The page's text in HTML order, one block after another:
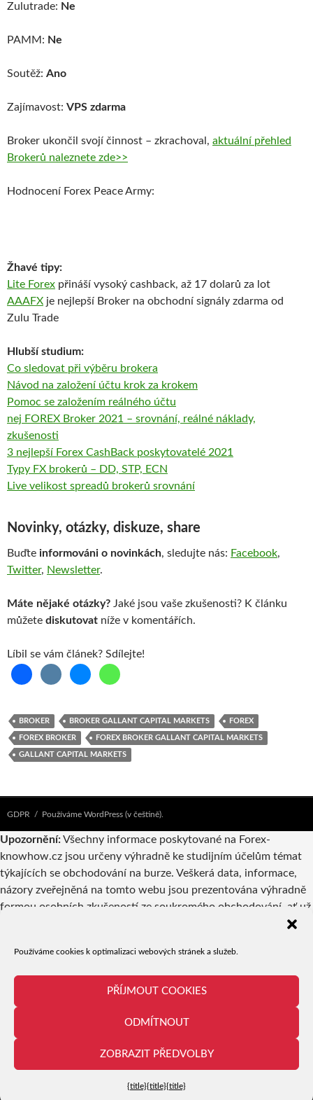
Zulutrade: Ne
PAMM: Ne
Soutěž: Ano
Zajímavost: VPS zdarma
Broker ukončil svojí činnost – zkrachoval, aktuální přehled
Brokerů naleznete zde>>
Hodnocení Forex Peace Army:
Žhavé tipy:
Lite Forex přináší vysoký cashback, až 17 dolarů za lot
AAAFX je nejlepší Broker na obchodní signály zdarma od
Zulu Trade
Hlubší studium:
Co sledovat při výběru brokera
Návod na založení účtu krok za krokem
Pomoc se založením reálného účtu
nej FOREX Broker 2021 – srovnání, reálné náklady,
zkušenosti
3 nejlepší Forex CashBack poskytovatelé 2021
Typy FX brokerů – DD, STP, ECN
Live velikost spreadů brokerů srovnání
Novinky, otázky, diskuze, share
Buďte informováni o novinkách, sledujte nás: Facebook,
Twitter, Newsletter.
Máte nějaké otázky? Jaké jsou vaše zkušenosti? K článku
můžete diskutovat níže v komentářích.
Líbil se vám článek? Sdílejte!
BROKER BROKER GALLANT CAPITAL MARKETS FOREX
FOREX BROKER FOREX BROKER GALLANT CAPITAL MARKETS
GALLANT CAPITAL MARKETS
GDPR Používáme WordPress (v češtině).
Upozornění:Všechny informace poskytované na Forex-
knowhow.cz jsou určeny výhradně ke studijním účelům témat
týkajících se obchodování na burze. Veškerá data, informace,
názory zveřejněná na tomto webu jsou prezentována výhradně
formou osobních zkušeností ze soukromého obchodování, ať už
produkty či obchodní příležitosti, nelze to v žádném případě
považovat za reklamu či doporučení a jejich případné využití je
tedy výhradně věcí odpovědnosti a uvážení uživatele.
Provozovatel serveru ani jednotliví autoři nejsou registrovanými
brokery či investičním poradcem ani makléřem. Obchodování je
spojeno s velice vysokou mírou rizika a proto není vhodné pro
Používáme cookies k optimalizaci webových stránek a služeb.
PŘÍJMOUT COOKIES
ODMÍTNOUT
ZOBRAZIT PŘEDVOLBY
{title}{title}{title}
Exit mobile version